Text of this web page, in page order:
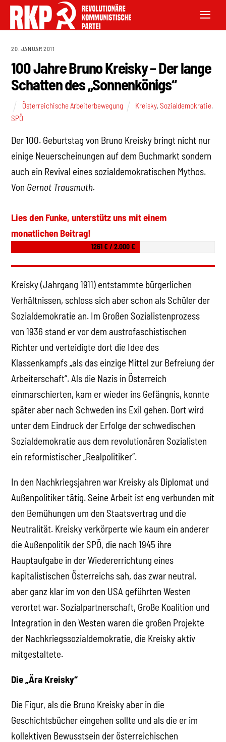
20. JANUAR 2011
100 Jahre Bruno Kreisky – Der lange
Schatten des „Sonnenkönigs“
Österreichische Arbeiterbewegung Kreisky,Sozialdemokratie,
SPÖ
Der 100. Geburtstag von Bruno Kreisky bringt nicht nur
einige Neuerscheinungen auf dem Buchmarkt sondern
auch ein Revival eines sozialdemokratischen Mythos.
Von Gernot Trausmuth.
Lies den Funke, unterstütz uns mit einem
monatlichen Beitrag!
1261 € / 2.000 €
Kreisky (Jahrgang 1911) entstammte bürgerlichen
Verhältnissen, schloss sich aber schon als Schüler der
Sozialdemokratie an. Im Großen Sozialistenprozess
von 1936 stand er vor dem austrofaschistischen
Richter und verteidigte dort die Idee des
Klassenkampfs „als das einzige Mittel zur Befreiung der
Arbeiterschaft“. Als die Nazis in Österreich
einmarschierten, kam er wieder ins Gefängnis, konnte
später aber nach Schweden ins Exil gehen. Dort wird
unter dem Eindruck der Erfolge der schwedischen
Sozialdemokratie aus dem revolutionären Sozialisten
ein reformistischer „Realpolitiker“.
In den Nachkriegsjahren war Kreisky als Diplomat und
Außenpolitiker tätig. Seine Arbeit ist eng verbunden mit
den Bemühungen um den Staatsvertrag und die
Neutralität. Kreisky verkörperte wie kaum ein anderer
die Außenpolitik der SPÖ, die nach 1945 ihre
Hauptaufgabe in der Wiedererrichtung eines
kapitalistischen Österreichs sah, das zwar neutral,
aber ganz klar im von den USA geführten Westen
verortet war. Sozialpartnerschaft, Große Koalition und
Integration in den Westen waren die großen Projekte
der Nachkriegssozialdemokratie, die Kreisky aktiv
mitgestaltete.
Die „Ära Kreisky“
Die Figur, als die Bruno Kreisky aber in die
Geschichtsbücher eingehen sollte und als die er im
kollektiven Bewusstsein der österreichischen